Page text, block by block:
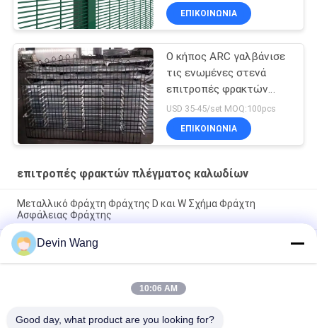
ΕΠΙΚΟΙΝΩΝΊΑ
Ο κήπος ARC γαλβάνισε
τις ενωμένες στενά
επιτροπές φρακτών
καλωδίων 2400w Χ
1200h
USD 35-45/set MOQ:100pcs
ΕΠΙΚΟΙΝΩΝΊΑ
επιτροπές φρακτών πλέγματος καλωδίων
Μεταλλικό Φράχτη Φράχτης D και W Σχήμα Φράχτη
Ασφάλειας Φράχτης
Συσκευές φράχτη περίφραξης για τηλεπικοινωνιακό σταθμό
πύργου με ζεστό galvanized DIP
Τετράγωνο χάλυβα Αντιανυψωτικό 358 Φράχτης Wire Mesh
Ασφάλεια AntiClimb Steel Φράχτης υψηλής ασφάλειας
Devin Wang
10:06 AM
Good day, what product are you looking for?